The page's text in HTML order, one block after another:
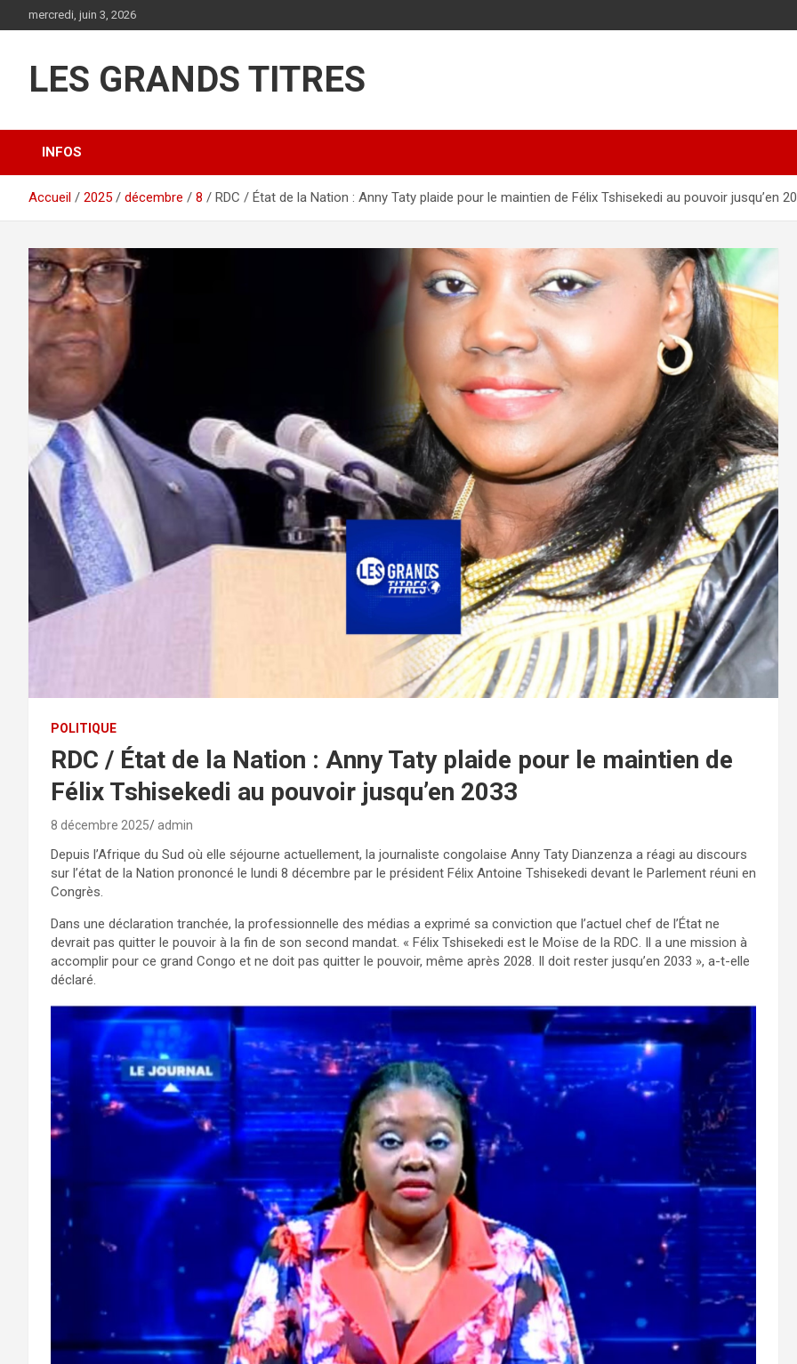
au
mercredi, juin 3, 2026
LES GRANDS TITRES
INFOS
Accueil 2025 décembre 8 RDC / État de la Nation : Anny Taty plaide pour le maintien de Félix Tshisekedi au pouvoir jusqu’en
POLITIQUE
RDC / État de la Nation : Anny Taty plaide pour le maintien de
Félix Tshisekedi au pouvoir jusqu’en 2033
8 décembre 2025 admin
Depuis l’Afrique du Sud où elle séjourne actuellement, la journaliste congolaise Anny Taty Dianzenza a réagi au discours
sur l’état de la Nation prononcé le lundi 8 décembre par le président Félix Antoine Tshisekedi devant le Parlement réuni en
Congrès.
Dans une déclaration tranchée, la professionnelle des médias a exprimé sa conviction que l’actuel chef de l’État ne
devrait pas quitter le pouvoir à la fin de son second mandat. « Félix Tshisekedi est le Moïse de la RDC. Il a une mission à
accomplir pour ce grand Congo et ne doit pas quitter le pouvoir, même après 2028. Il doit rester jusqu’en 2033 », a-t-elle
déclaré.